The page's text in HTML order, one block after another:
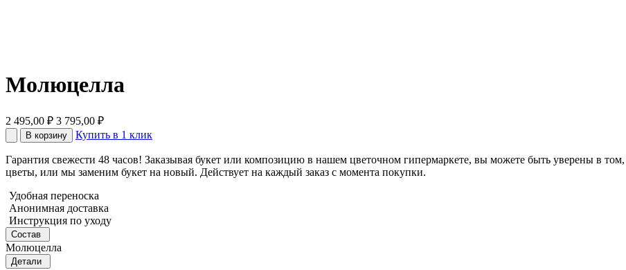
Молюцелла
2 495,00 ₽ 3 795,00 ₽
В корзину Купить в 1 клик
Гарантия свежести 48 часов! Заказывая букет или композицию в нашем цветочном гипермаркете, вы можете быть уверены в
цветы, или мы заменим букет на новый. Действует на каждый заказ с момента покупки.
Удобная переноска
Анонимная доставка
Инструкция по уходу
Состав
Молюцелла
Детали